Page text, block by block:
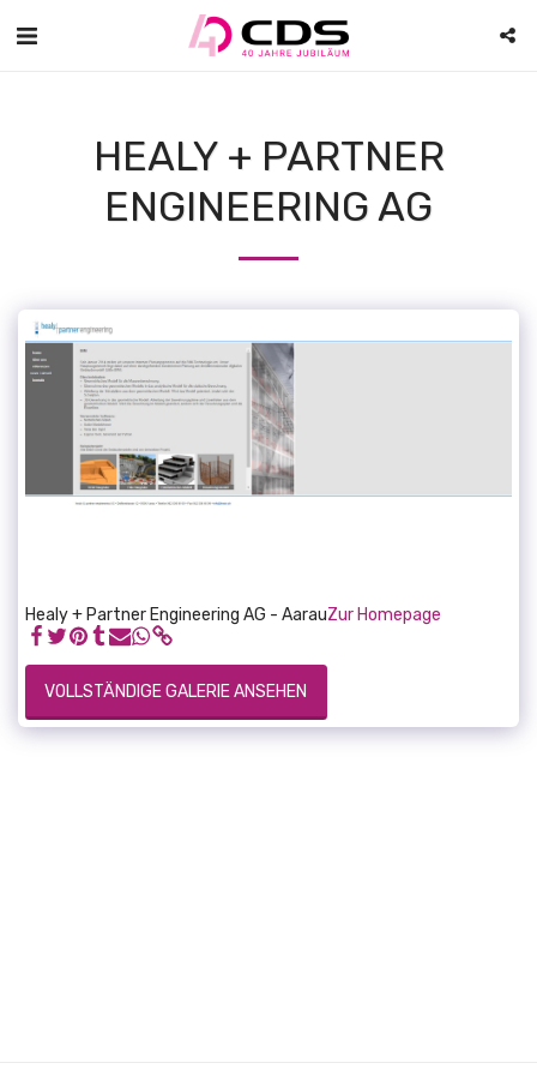
HEALY + PARTNER
ENGINEERING AG
Healy + Partner Engineering AG - AarauZur Homepage
VOLLSTÄNDIGE GALERIE ANSEHEN